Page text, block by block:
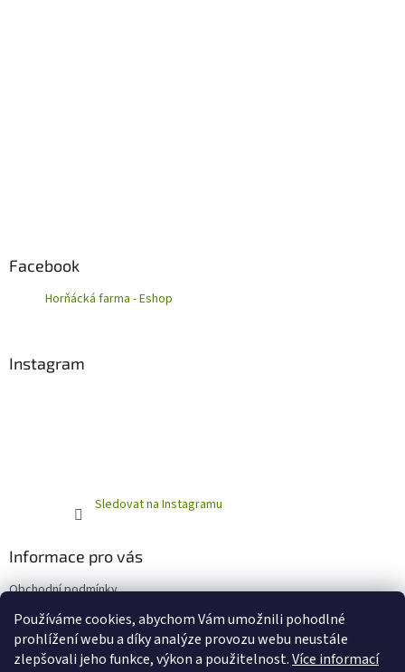
Používáme cookies, abychom Vám umožnili pohodlné
prohlížení webu a díky analýze provozu webu neustále
zlepšovali jeho funkce, výkon a použitelnost.Více informací
Facebook
Horňácká farma - Eshop
Instagram
Sledovat na Instagramu
Informace pro vás
Obchodní podmínky
Podmínky ochrany osobních údajů